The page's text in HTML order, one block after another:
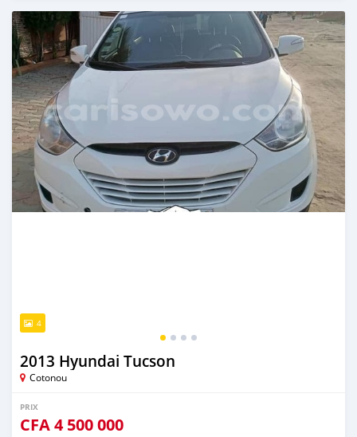
Publié il y a environ 4 ans
4
2013 Hyundai Tucson
Cotonou
PRIX
CFA4 500 000